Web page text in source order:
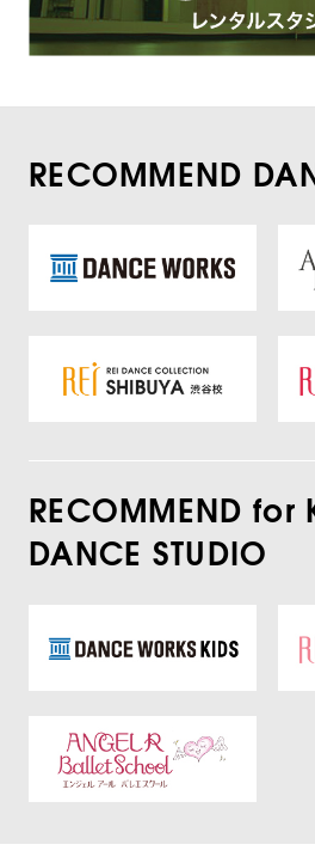
RECOMMEND
RECOMMEND for
DANCE STUDIO